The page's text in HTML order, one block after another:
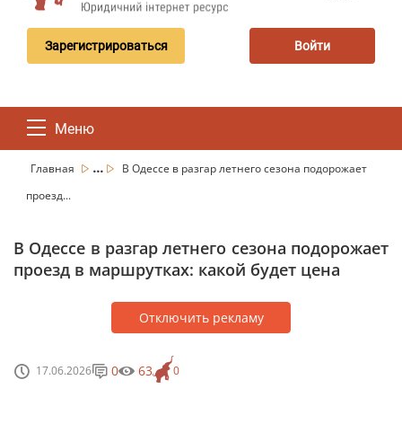
Зарегистрироваться Войти
Меню
Главная ...
В Одессе в разгар летнего сезона подорожает
проезд...
В Одессе в разгар летнего сезона подорожает
проезд в маршрутках: какой будет цена
Отключить рекламу
17.06.2026 0
0 63